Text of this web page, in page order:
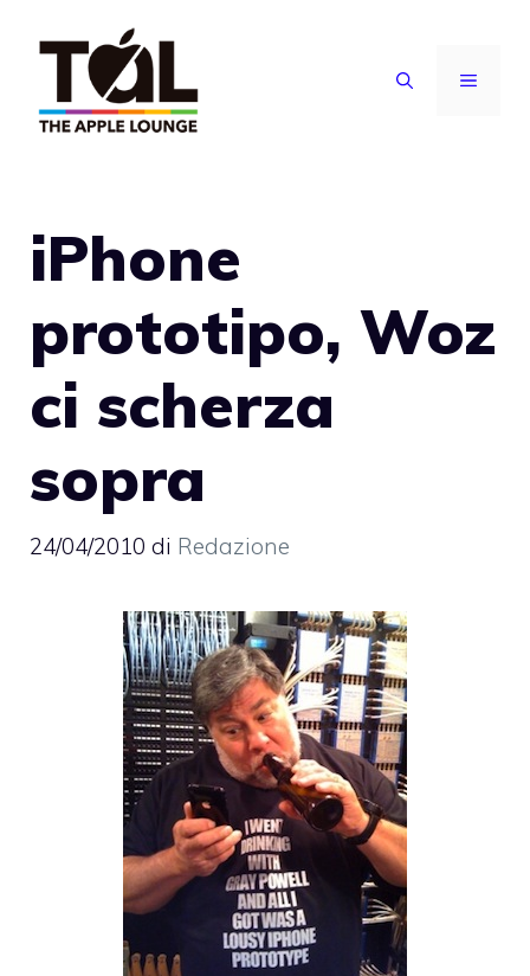
contenuto
MENU
iPhone
prototipo, Woz
ci scherza
sopra
24/04/2010 di Redazione